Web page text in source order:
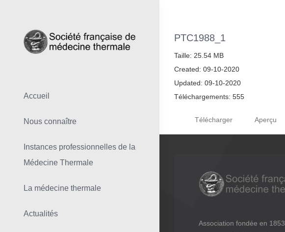
Accueil
Nous connaître
Instances professionnelles de la
Médecine Thermale
La médecine thermale
Actualités
PTC1988_1
Taille: 25.54 MB
Created: 09-10-2020
Updated: 09-10-2020
Téléchargements: 555
Télécharger Aperçu
Association fondée en 1853